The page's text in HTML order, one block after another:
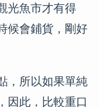
光魚市才有得
候會鋪貨，剛好
，所以如果單純
因此，比較重口